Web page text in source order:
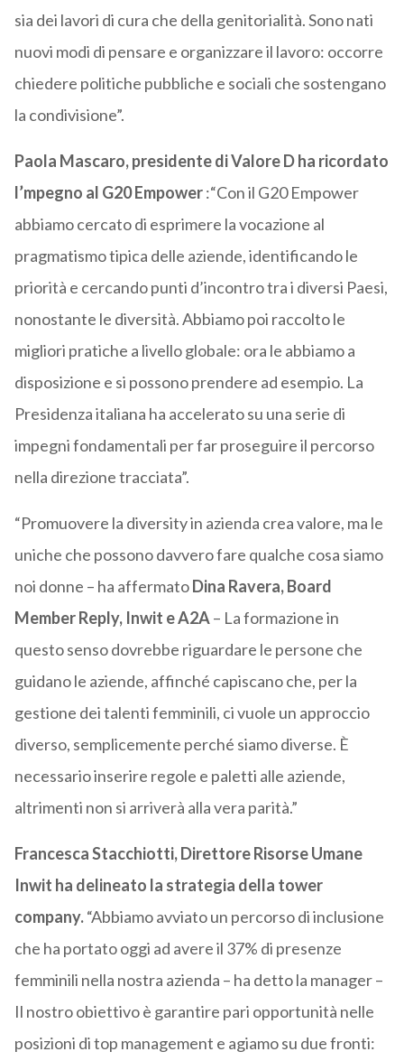
sia dei lavori di cura che della genitorialità. Sono nati
nuovi modi di pensare e organizzare il lavoro: occorre
chiedere politiche pubbliche e sociali che sostengano
la condivisione”.
Paola Mascaro, presidente di Valore D ha ricordato
l’mpegno al G20 Empower:“Con il G20 Empower
abbiamo cercato di esprimere la vocazione al
pragmatismo tipica delle aziende, identificando le
priorità e cercando punti d’incontro tra i diversi Paesi,
nonostante le diversità. Abbiamo poi raccolto le
migliori pratiche a livello globale: ora le abbiamo a
disposizione e si possono prendere ad esempio. La
Presidenza italiana ha accelerato su una serie di
impegni fondamentali per far proseguire il percorso
nella direzione tracciata”.
“Promuovere la diversity in azienda crea valore, ma le
uniche che possono davvero fare qualche cosa siamo
noi donne – ha affermatoDina Ravera, Board
Member Reply, Inwit e A2A– La formazione in
questo senso dovrebbe riguardare le persone che
guidano le aziende, affinché capiscano che, per la
gestione dei talenti femminili, ci vuole un approccio
diverso, semplicemente perché siamo diverse. È
necessario inserire regole e paletti alle aziende,
altrimenti non si arriverà alla vera parità.”
Francesca Stacchiotti, Direttore Risorse Umane
Inwit ha delineato la strategia della tower
company.“Abbiamo avviato un percorso di inclusione
che ha portato oggi ad avere il 37% di presenze
femminili nella nostra azienda – ha detto la manager –
Il nostro obiettivo è garantire pari opportunità nelle
posizioni di top management e agiamo su due fronti: